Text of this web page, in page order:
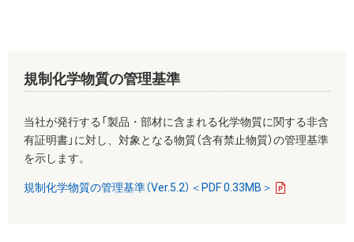
規制化学物質の管理基準
当社が発行する「製品・部材に含まれる化学物質に関する非含
有証明書」に対し、対象となる物質（含有禁止物質）の管理基準
を示します。
規制化学物質の管理基準（Ver.5.2）＜PDF 0.33MB＞